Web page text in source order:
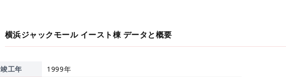
横浜ジャックモール イースト棟 データと概要
竣工年
1999年